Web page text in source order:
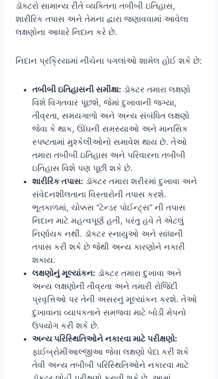
ડૉક્ટરો સામાન્ય રીતે વ્યક્તિના તબીબી ઇતિહાસ,
શારીરિક તપાસ અને તેમના દ્વારા જણાવવામાં આવેલા
લક્ષણોના આધારે નિદાન કરે છે.
નિદાન પ્રક્રિયામાં નીચેના પગલાંઓ શામેલ હોઈ શકે છે:
તબીબી ઇતિહાસની સમીક્ષા: ડૉક્ટર તમારા લક્ષણો
વિશે વિગતવાર પૂછશે, જેમાં દુખાવાની જગ્યા,
તીવ્રતા, સમયગાળો અને અન્ય સંબંધિત લક્ષણો
જેવા કે થાક, ઊંઘની સમસ્યાઓ અને માનસિક
સ્પષ્ટતામાં મુશ્કેલીઓનો સમાવેશ થાય છે. તેઓ
તમારા તબીબી ઇતિહાસ અને પરિવારના તબીબી
ઇતિહાસ વિશે પણ પૂછી શકે છે.
શારીરિક તપાસ: ડૉક્ટર તમારા શરીરમાં દુખાવા અને
સંવેદનશીલતાના વિસ્તારોની તપાસ કરશે.
ભૂતકાળમાં, ચોક્કસ “ટેન્ડર પોઈન્ટ્સ” ની તપાસ
નિદાન માટે મહત્વપૂર્ણ હતી, પરંતુ હવે તે એટલું
નિર્ણાયક નથી. ડૉક્ટર સ્નાયુઓ અને સાંધાની
તપાસ કરી શકે છે જેથી અન્ય કારણોને નકારી
શકાય.
લક્ષણોનું મૂલ્યાંકન: ડૉક્ટર તમારા દુખાવા અને
અન્ય લક્ષણોની તીવ્રતા અને તમારી રોજિંદી
પ્રવૃત્તિઓ પર તેની અસરનું મૂલ્યાંકન કરશે. તેઓ
દુખાવાના વ્યાપકતાને સમજવા માટે બોડી મેપનો
ઉપયોગ કરી શકે છે.
અન્ય પરિસ્થિતિઓને નકારવા માટે પરીક્ષણો:
ફાઈબ્રોમીઆલ્જીઆ જેવા લક્ષણો પેદા કરી શકે
તેવી અન્ય તબીબી પરિસ્થિતિઓને નકારવા માટે